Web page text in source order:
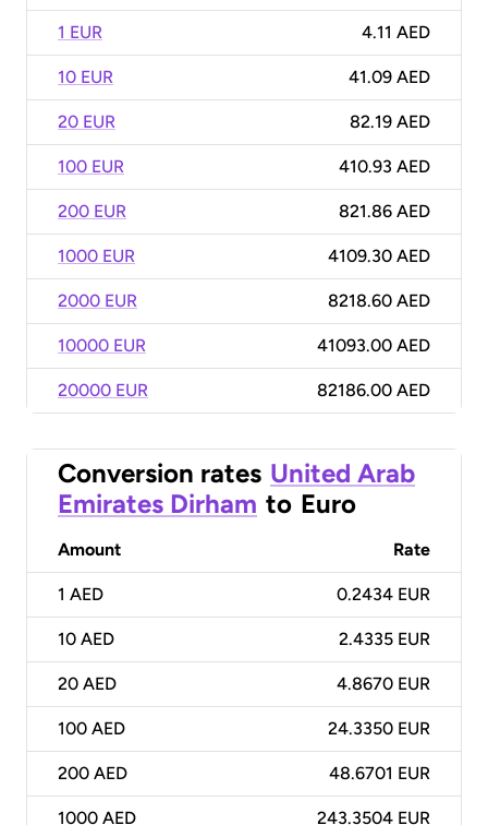
1 EUR 4.11 AED
10 EUR 41.09 AED
20 EUR 82.19 AED
100 EUR 410.93 AED
200 EUR 821.86 AED
1000 EUR 4109.30 AED
2000 EUR 8218.60 AED
10000 EUR 41093.00 AED
20000 EUR 82186.00 AED
Conversion rates United Arab
Emirates Dirham to Euro
Amount Rate
1 AED 0.2434 EUR
10 AED 2.4335 EUR
20 AED 4.8670 EUR
100 AED 24.3350 EUR
200 AED 48.6701 EUR
1000 AED 243.3504 EUR